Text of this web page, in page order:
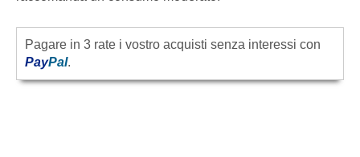
Pagare in 3 rate i vostro acquisti senza interessi con
PayPal.